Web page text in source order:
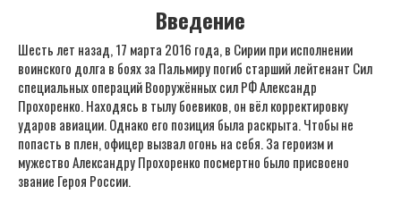
Введение
Шесть лет назад, 17 марта 2016 года, в Сирии при исполнении
воинского долга в боях за Пальмиру погиб старший лейтенант Сил
специальных операций Вооружённых сил РФ Александр
Прохоренко. Находясь в тылу боевиков, он вёл корректировку
ударов авиации. Однако его позиция была раскрыта. Чтобы не
попасть в плен, офицер вызвал огонь на себя. За героизм и
мужество Александру Прохоренко посмертно было присвоено
звание Героя России.